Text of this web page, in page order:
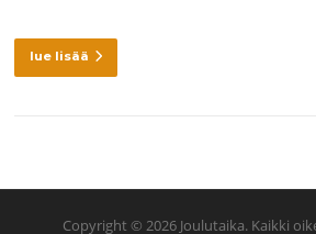
lue lisää
Copyright © 2026 Joulutaika. Kaikki